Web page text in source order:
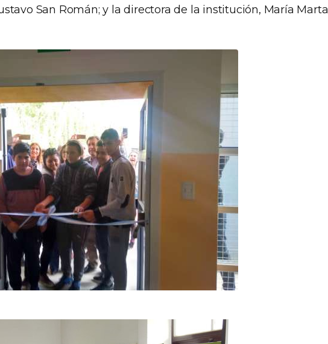
San Román; y la directora de la institución, María Marta